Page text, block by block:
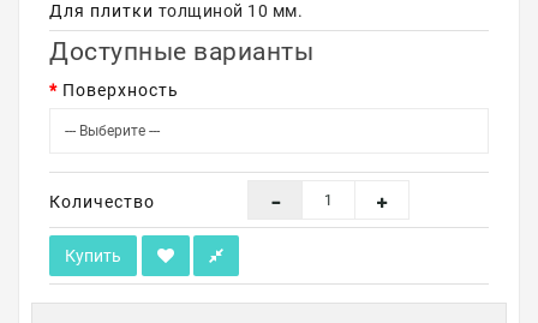
Для плитки толщиной 10 мм.
Доступные варианты
Поверхность
Количество
Купить